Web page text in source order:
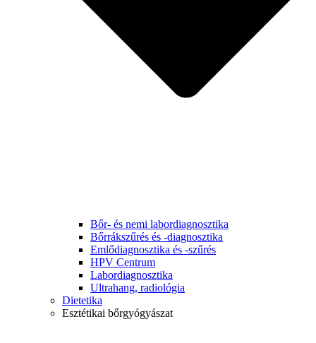
Bőr- és nemi labordiagnosztika
Bőrrákszűrés és -diagnosztika
Emlődiagnosztika és -szűrés
HPV Centrum
Labordiagnosztika
Ultrahang, radiológia
Dietetika
Esztétikai bőrgyógyászat